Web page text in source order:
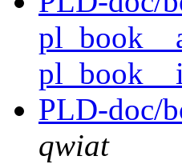
PLD-doc/
qwiat